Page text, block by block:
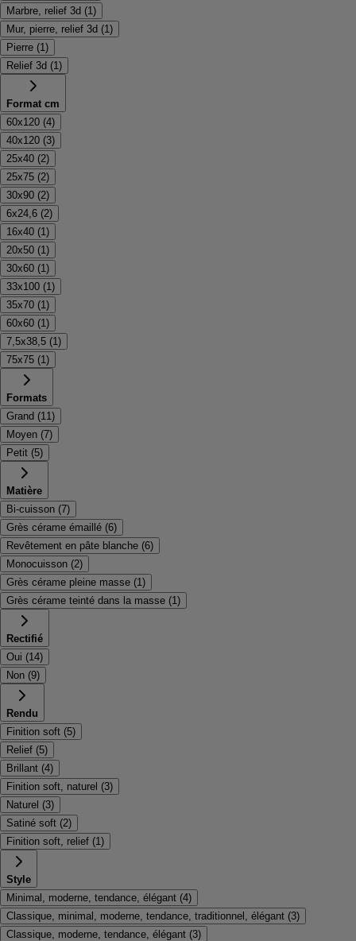
Marbre, relief 3d (1)
Mur, pierre, relief 3d (1)
Pierre (1)
Relief 3d (1)
Format cm
60x120 (4)
40x120 (3)
25x40 (2)
25x75 (2)
30x90 (2)
6x24,6 (2)
16x40 (1)
20x50 (1)
30x60 (1)
33x100 (1)
35x70 (1)
60x60 (1)
7,5x38,5 (1)
75x75 (1)
Formats
Grand (11)
Moyen (7)
Petit (5)
Matière
Bi-cuisson (7)
Grès cérame émaillé (6)
Revêtement en pâte blanche (6)
Monocuisson (2)
Grès cérame pleine masse (1)
Grès cérame teinté dans la masse (1)
Rectifié
Oui (14)
Non (9)
Rendu
Finition soft (5)
Relief (5)
Brillant (4)
Finition soft, naturel (3)
Naturel (3)
Satiné soft (2)
Finition soft, relief (1)
Style
Minimal, moderne, tendance, élégant (4)
Classique, minimal, moderne, tendance, traditionnel, élégant (3)
Classique, moderne, tendance, élégant (3)